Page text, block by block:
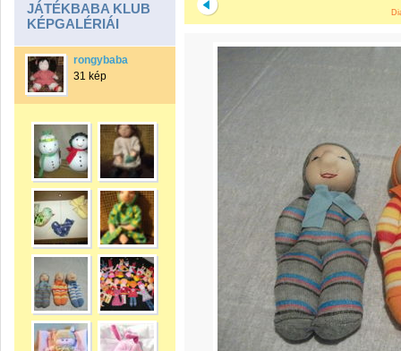
JÁTÉKBABA KLUB
KÉPGALÉRIÁI
rongybaba
31 kép